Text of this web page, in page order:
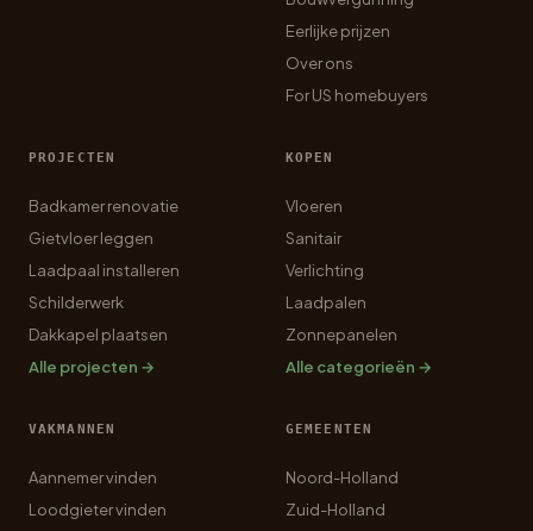
Eerlijke prijzen
Over ons
For US homebuyers
PROJECTEN
Badkamer renovatie
Gietvloer leggen
Laadpaal installeren
Schilderwerk
Dakkapel plaatsen
Alle projecten →
KOPEN
Vloeren
Sanitair
Verlichting
Laadpalen
Zonnepanelen
Alle categorieën →
VAKMANNEN
Aannemer vinden
Loodgieter vinden
GEMEENTEN
Noord-Holland
Zuid-Holland